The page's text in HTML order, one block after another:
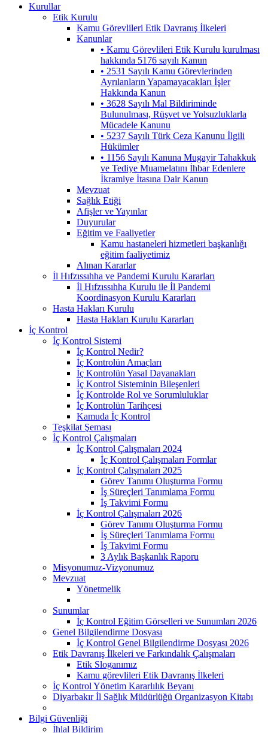
Kurullar
Etik Kurulu
Kamu Görevlileri Etik Davranış İlkeleri
Kanunlar
• Kamu Görevlileri Etik Kurulu kurulması
hakkında 5176 sayılı Kanun
• 2531 Sayılı Kamu Görevlerinden
Ayrılanların Yapamayacakları İşler
Hakkında Kanun
• 3628 Sayılı Mal Bildiriminde
Bulunulması, Rüşvet ve Yolsuzluklarla
Mücadele Kanunu
• 5237 Sayılı Türk Ceza Kanunu İlgili
Hükümler
• 1156 Sayılı Kanuna Mugayir Tahakkuk
ve Tediye Muamelatını İhbar Edenlere
İkramiye İtasına Dair Kanun
Mevzuat
Sağlık Etiği
Afişler ve Yayınlar
Duyurular
Eğitim ve Faaliyetler
Kamu hastaneleri hizmetleri başkanlığı
eğitim faaliyetimiz
Alınan Kararlar
İl Hıfzıssıhha ve Pandemi Kurulu Kararları
İl Hıfzıssıhha Kurulu ile İl Pandemi
Koordinasyon Kurulu Kararları
Hasta Hakları Kurulu
Hasta Hakları Kurulu Kararları
İç Kontrol
İç Kontrol Sistemi
İç Kontrol Nedir?
İç Kontrolün Amaçları
İç Kontrolün Yasal Dayanakları
İç Kontrol Sisteminin Bileşenleri
İç Kontrolde Rol ve Sorumluluklar
İç Kontrolün Tarihçesi
Kamuda İç Kontrol
Teşkilat Şeması
İç Kontrol Çalışmaları
İç Kontrol Çalışmaları 2024
İç Kontrol Çalışmaları Formlar
İç Kontrol Çalışmaları 2025
Görev Tanımı Oluşturma Formu
İş Süreçleri Tanımlama Formu
İş Takvimi Formu
İç Kontrol Çalışmaları 2026
Görev Tanımı Oluşturma Formu
İş Süreçleri Tanımlama Formu
İş Takvimi Formu
3 Aylık Başkanlık Raporu
Misyonumuz-Vizyonumuz
Mevzuat
Yönetmelik
Sunumlar
İç Kontrol Eğitim Görselleri ve Sunumları 2026
Genel Bilgilendirme Dosyası
İç Kontrol Genel Bilgilendirme Dosyası 2026
Etik Davranış İlkeleri ve Farkındalık Çalışmaları
Etik Sloganımız
Kamu görevlileri Etik Davranış İlkeleri
İç Kontrol Yönetim Kararlılık Beyanı
Diyarbakır İl Sağlık Müdürlüğü Organizasyon Kitabı
Bilgi Güvenliği
İhlal Bildirim